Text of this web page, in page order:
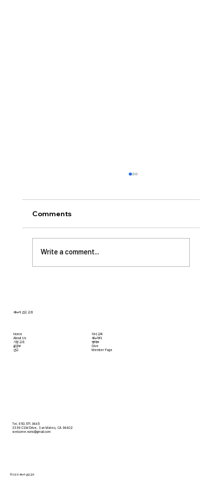
• 서대석 목자 단기 선교 8월 1일부터 13일까지
이스라엘 단기 선교를 다녀옵니다. 관심과 기도
평신도 세미나가 어스틴 늘푸른교회에서 9월 25
일부터 27일까지 있습니다. 등록마감은 8월 7일
Comments
Write a comment...
Home
About Us
​가정 교회
​삶공부
​선교
자녀 교육
새누리터
영어부
Give
Member Page
Tel. 650.571.9445
3399 CSM Drive, San Mateo, CA 94402
welcome.ncmc@gmail.com
© 2026 새누리 선교 교회
새누리 선교 교회